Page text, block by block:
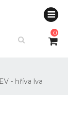
0
- hříva lva